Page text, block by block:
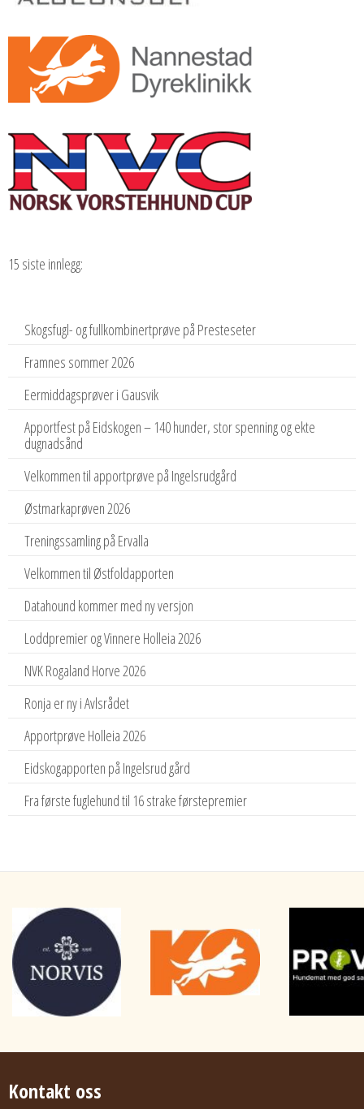
15 siste innlegg:
Skogsfugl- og fullkombinertprøve på Presteseter
Framnes sommer 2026
Eermiddagsprøver i Gausvik
Apportfest på Eidskogen – 140 hunder, stor spenning og ekte
dugnadsånd
Velkommen til apportprøve på Ingelsrudgård
Østmarkaprøven 2026
Treningssamling på Ervalla
Velkommen til Østfoldapporten
Datahound kommer med ny versjon
Loddpremier og Vinnere Holleia 2026
NVK Rogaland Horve 2026
Ronja er ny i Avlsrådet
Apportprøve Holleia 2026
Eidskogapporten på Ingelsrud gård
Fra første fuglehund til 16 strake førstepremier
Kontakt oss